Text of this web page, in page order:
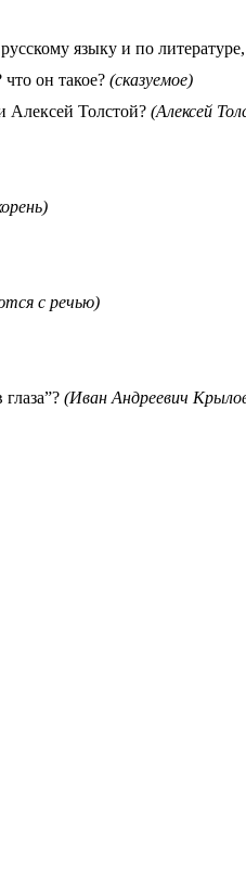
языку и по
он такое? (сказуемое)
Алексей Толстой? (Алексей
с речью)
(Иван Андреевич